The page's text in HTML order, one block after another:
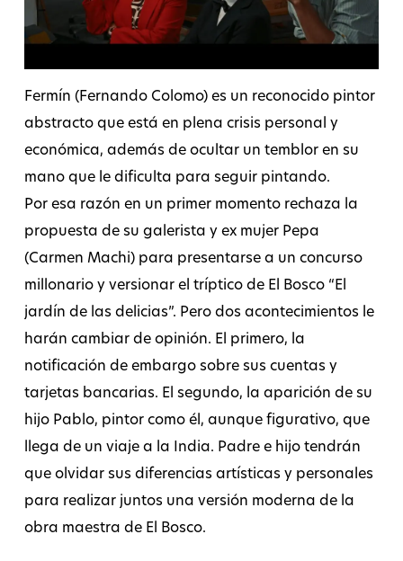
Fermín (Fernando Colomo) es un reconocido pintor
abstracto que está en plena crisis personal y
económica, además de ocultar un temblor en su
mano que le dificulta para seguir pintando.
Por esa razón en un primer momento rechaza la
propuesta de su galerista y ex mujer Pepa
(Carmen Machi) para presentarse a un concurso
millonario y versionar el tríptico de El Bosco “El
jardín de las delicias”. Pero dos acontecimientos le
harán cambiar de opinión. El primero, la
notificación de embargo sobre sus cuentas y
tarjetas bancarias. El segundo, la aparición de su
hijo Pablo, pintor como él, aunque figurativo, que
llega de un viaje a la India. Padre e hijo tendrán
que olvidar sus diferencias artísticas y personales
para realizar juntos una versión moderna de la
obra maestra de El Bosco.